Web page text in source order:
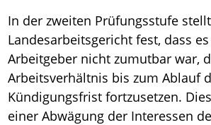
In der zweiten Prüfungsstufe
Landesarbeitsgericht fest, dass
Arbeitgeber nicht zumutbar war,
Arbeitsverhältnis bis zum Ablauf
Kündigungsfrist fortzusetzen.
einer Abwägung der Interessen